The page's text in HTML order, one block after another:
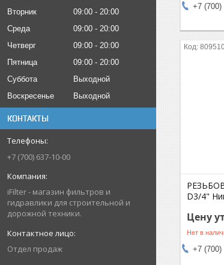
Вторник
09:00
20:00
Среда
09:00
20:00
Четверг
09:00
20:00
Пятница
09:00
20:00
Суббота
Выходной
Воскресенье
Выходной
КОНТАКТЫ
+7 (700) 637-10-00
iFilter - магазин фильтров и
гидравлики для строительной и
дорожной техники.
Отдел продаж
+7 (700)
D3/4"
Цену
Нет в
+7 (700)